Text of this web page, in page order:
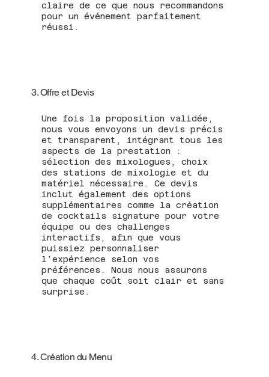
claire de ce que nous recommandons
pour un événement parfaitement
réussi.
3. Offre et Devis
Une fois la proposition validée,
nous vous envoyons un devis précis
et transparent, intégrant tous les
aspects de la prestation :
sélection des mixologues, choix
des stations de mixologie et du
matériel nécessaire. Ce devis
inclut également des options
supplémentaires comme la création
de cocktails signature pour votre
équipe ou des challenges
interactifs, afin que vous
puissiez personnaliser
l’expérience selon vos
préférences. Nous nous assurons
que chaque coût soit clair et sans
surprise.
4. Création du Menu